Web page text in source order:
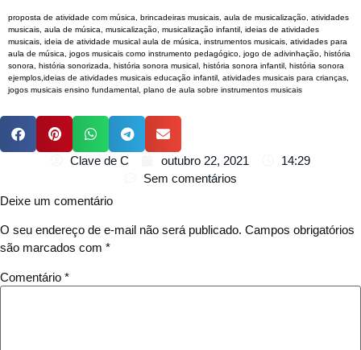
proposta de atividade com música, brincadeiras musicais, aula de musicalização, atividades
musicais, aula de música, musicalização, musicalização infantil, ideias de atividades
musicais, ideia de atividade musical aula de música, instrumentos musicais, atividades para
aula de música, jogos musicais como instrumento pedagógico, jogo de adivinhação, história
sonora, história sonorizada, história sonora musical, história sonora infantil, história sonora
ejemplos,ideias de atividades musicais educação infantil, atividades musicais para crianças,
jogos musicais ensino fundamental, plano de aula sobre instrumentos musicais
Clave de C outubro 22, 2021
14:29
Sem comentários
Deixe um comentário
O seu endereço de e-mail não será publicado. Campos obrigatórios
são marcados com *
Comentário *